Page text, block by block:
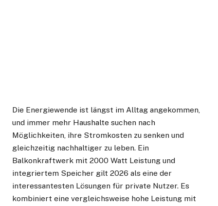
Die Energiewende ist längst im Alltag angekommen,
und immer mehr Haushalte suchen nach
Möglichkeiten, ihre Stromkosten zu senken und
gleichzeitig nachhaltiger zu leben. Ein
Balkonkraftwerk mit 2000 Watt Leistung und
integriertem Speicher gilt 2026 als eine der
interessantesten Lösungen für private Nutzer. Es
kombiniert eine vergleichsweise hohe Leistung mit